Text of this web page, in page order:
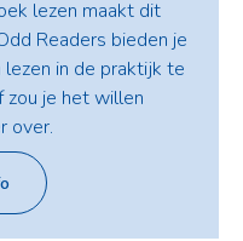
lezen maakt dit
Readers bieden je
in de praktijk te
zou je het willen
over.